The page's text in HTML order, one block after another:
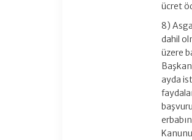
ücret
8)
dahil
üzere
ayda